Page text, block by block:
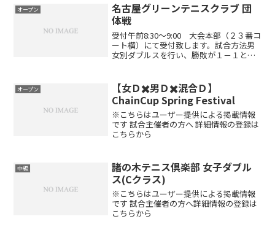
オープン
名古屋グリーンテニスクラブ 団
体戦
受付午前8:30～9:00 大会本部（２３番コ
ート横）にて受付致します。試合方法男
女別ダブルスを行い、勝敗が１－１とな
ブレークとなります6ゲーム先取ノーアド
バンテージ...
オープン
【女Ｄ✖️男Ｄ✖️混合Ｄ】
ChainCup Spring Festival
※こちらはユーザー提供による掲載情報
です 試合主催者の方へ 詳細情報の登録は
こちらから
中級
諸の木テニス倶楽部 女子ダブル
ス(Cクラス)
※こちらはユーザー提供による掲載情報
です 試合主催者の方へ詳細情報の登録は
こちらから